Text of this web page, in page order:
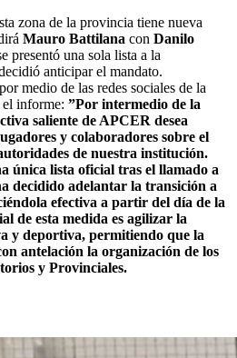
zona de la provincia tiene nueva
Mauro Battilana con Danilo
presentó una sola lista a la
anticipar el mandato.
medio de las redes sociales de la
informe: ”Por intermedio de la
saliente de APCER desea
y colaboradores sobre el
de nuestra institución.
única lista oficial tras el llamado a
decidido adelantar la transición a
efectiva a partir del día de la
de esta medida es agilizar la
y deportiva, permitiendo que la
antelación la organización de los
y Provinciales.